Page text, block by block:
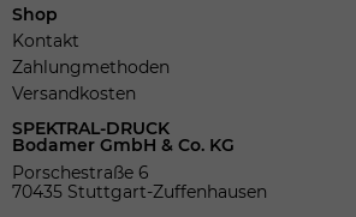
Shop
Kontakt
Zahlungmethoden
Versandkosten
SPEKTRAL-DRUCK
Bodamer GmbH & Co. KG
Porschestraße 6
70435 Stuttgart-Zuffenhausen